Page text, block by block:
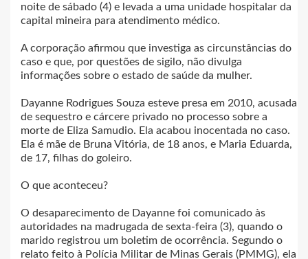
noite de sábado (4) e levada a uma unidade hospitalar da
capital mineira para atendimento médico.
A corporação afirmou que investiga as circunstâncias do
caso e que, por questões de sigilo, não divulga
informações sobre o estado de saúde da mulher.
Dayanne Rodrigues Souza esteve presa em 2010, acusada
de sequestro e cárcere privado no processo sobre a
morte de Eliza Samudio. Ela acabou inocentada no caso.
Ela é mãe de Bruna Vitória, de 18 anos, e Maria Eduarda,
de 17, filhas do goleiro.
O que aconteceu?
O desaparecimento de Dayanne foi comunicado às
autoridades na madrugada de sexta-feira (3), quando o
marido registrou um boletim de ocorrência. Segundo o
relato feito à Polícia Militar de Minas Gerais (PMMG), ela